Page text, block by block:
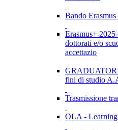
Bando
Erasmus+
dottorati e/o
accettazio
fini di studio
Trasmissione
OLA -